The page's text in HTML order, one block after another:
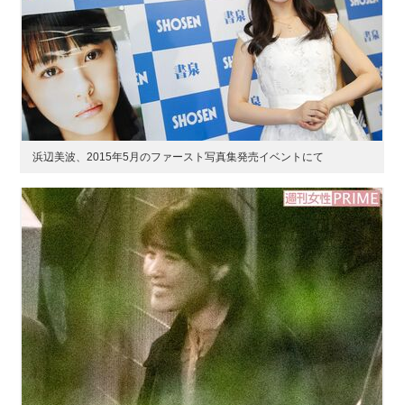
浜辺美波、2015年5月のファースト写真集発売イベントにて